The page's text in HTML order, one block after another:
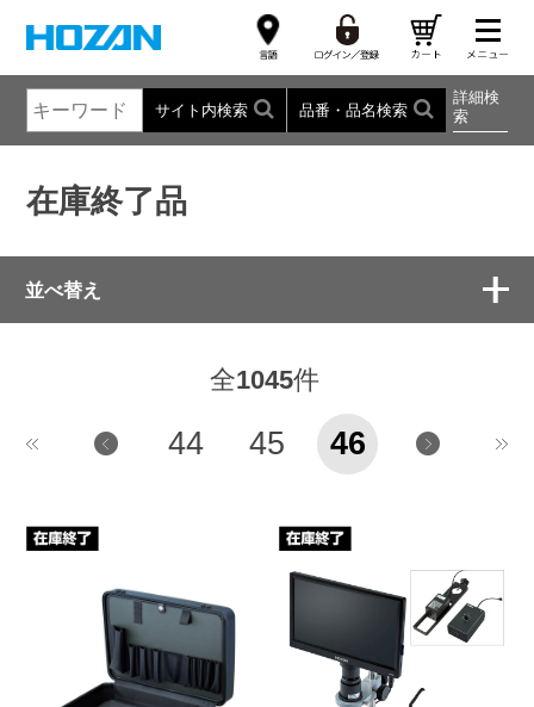
サイト内検索 品番・品名検索
詳細検
索
在庫終了品
並べ替え
全1045件
44 45 46